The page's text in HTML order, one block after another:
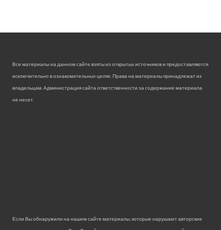
Все материалы на данном сайте взяты из открытых источников и предоставляются
исключительно в ознакомительных целях. Права на материалы принадлежат их
владельцам. Администрация сайта ответственности за содержание материала
не несет.
Если Вы обнаружили на нашем сайте материалы, которые нарушают авторские